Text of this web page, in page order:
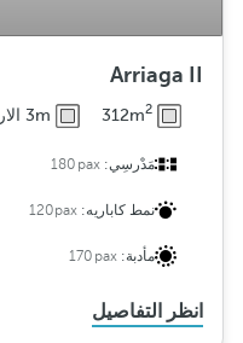
Arriaga II
312m2 3m الارتفاع
مَدْرسِي:180pax
نمط كاباريه: 120pax
مأدبة:170pax
انظر التفاصيل